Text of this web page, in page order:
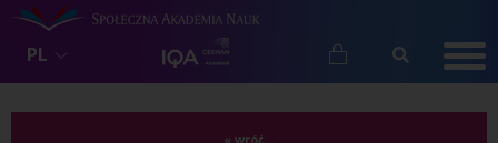
PL
« wróć...